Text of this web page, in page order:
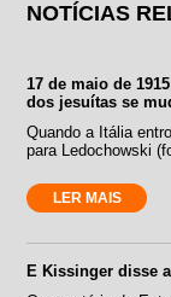
NOTÍCIAS
17 de maio de
dos jesuítas se
Quando a Itália
para Ledochowski
LER MAIS
E Kissinger disse